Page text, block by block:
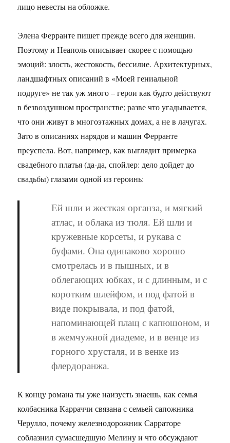
лицо невесты на обложке.
Элена Ферранте пишет прежде всего для женщин.
Поэтому и Неаполь описывает скорее с помощью
эмоций: злость, жестокость, бессилие. Архитектурных,
ландшафтных описаний в «Моей гениальной
подруге» не так уж много – герои как будто действуют
в безвоздушном пространстве; разве что угадывается,
что они живут в многоэтажных домах, а не в лачугах.
Зато в описаниях нарядов и машин Ферранте
преуспела. Вот, например, как выглядит примерка
свадебного платья (да-да, спойлер: дело дойдет до
свадьбы) глазами одной из героинь:
Ей шли и жесткая органза, и мягкий
атлас, и облака из тюля. Ей шли и
кружевные корсеты, и рукава с
буфами. Она одинаково хорошо
смотрелась и в пышных, и в
облегающих юбках, и с длинным, и с
коротким шлейфом, и под фатой в
виде покрывала, и под фатой,
напоминающей плащ с капюшоном, и
в жемчужной диадеме, и в венце из
горного хрусталя, и в венке из
флердоранжа.
К концу романа ты уже наизусть знаешь, как семья
колбасника Карраччи связана с семьей сапожника
Черулло, почему железнодорожник Сарраторе
соблазнил сумасшедшую Мелину и что обсуждают